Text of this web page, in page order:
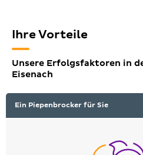
Ihre Vorteile
Unsere Erfolgsfaktoren in
Eisenach
Ein Piepenbrocker für Sie